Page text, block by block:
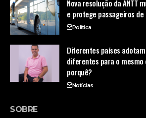
Nova resolução da ANTT
e protege passageiros
Política
Diferentes países
diferentes para o mesmo
porquê?
Notícias
SOBRE